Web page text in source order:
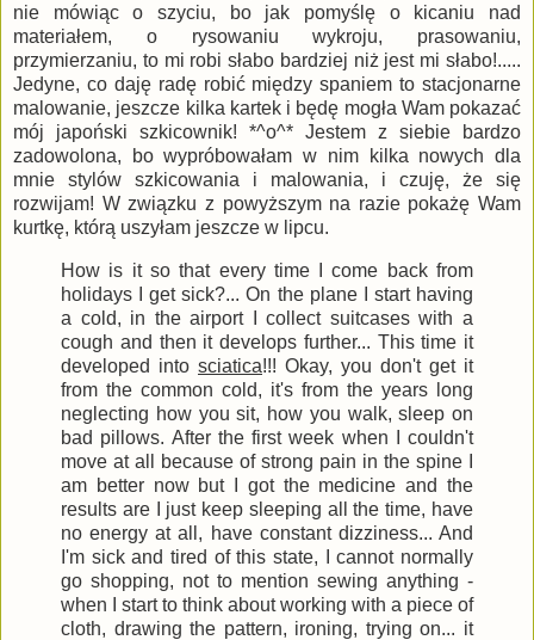
nie mówiąc o szyciu, bo jak pomyślę o kicaniu nad
materiałem, o rysowaniu wykroju, prasowaniu,
przymierzaniu, to mi robi słabo bardziej niż jest mi słabo!.....
Jedyne, co daję radę robić między spaniem to stacjonarne
malowanie, jeszcze kilka kartek i będę mogła Wam pokazać
mój japoński szkicownik! *^o^* Jestem z siebie bardzo
zadowolona, bo wypróbowałam w nim kilka nowych dla
mnie stylów szkicowania i malowania, i czuję, że się
rozwijam! W związku z powyższym na razie pokażę Wam
kurtkę, którą uszyłam jeszcze w lipcu.
How is it so that every time I come back from
holidays I get sick?... On the plane I start having
a cold, in the airport I collect suitcases with a
cough and then it develops further... This time it
developed into sciatica!!! Okay, you don't get it
from the common cold, it's from the years long
neglecting how you sit, how you walk, sleep on
bad pillows. After the first week when I couldn't
move at all because of strong pain in the spine I
am better now but I got the medicine and the
results are I just keep sleeping all the time, have
no energy at all, have constant dizziness... And
I'm sick and tired of this state, I cannot normally
go shopping, not to mention sewing anything -
when I start to think about working with a piece of
cloth, drawing the pattern, ironing, trying on... it